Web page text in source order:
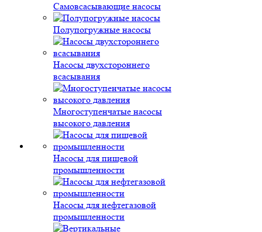
Самовсасывающие насосы
Полупогружные насосы
Насосы двухстороннего
всасывания
Многоступенчатые насосы
высокого давления
Насосы для пищевой
промышленности
Насосы для нефтегазовой
промышленности